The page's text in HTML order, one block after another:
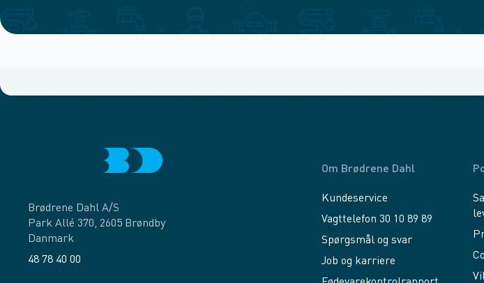
Brødrene Dahl A/S
Park Allé 370, 2605 Brøndby
Danmark
48 78 40 00
Om Brødrene Dahl
Kundeservice
Vagttelefon 30 10 89 89
Spørgsmål og svar
Job og karriere